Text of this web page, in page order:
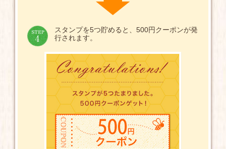
スタンプを5つ貯めると、500円クーポンが発
行されます。